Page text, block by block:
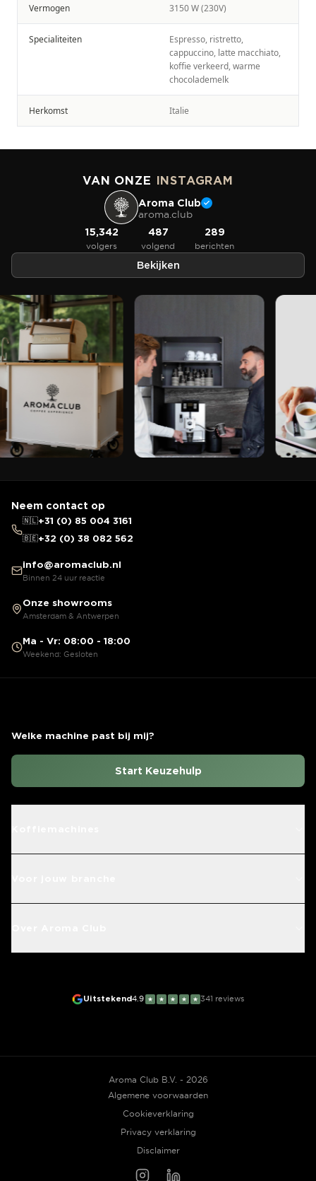
Vermogen 3150 W (230V)
Specialiteiten
Espresso, ristretto,
cappuccino, latte macchiato,
koffie verkeerd, warme
chocolademelk
Herkomst Italie
VAN ONZE INSTAGRAM
Aroma Club
aroma.club
15,342
volgers
487
volgend
289
berichten
Bekijken
Neem contact op
🇳🇱+31 (0) 85 004 3161
🇧🇪+32 (0) 38 082 562
info@aromaclub.nl
Binnen 24 uur reactie
Onze showrooms
Amsterdam & Antwerpen
Ma - Vr: 08:00 - 18:00
Weekend: Gesloten
Welke machine past bij mij?
Start Keuzehulp
Uitstekend4.9 ★ ★ ★ ★ ★ 341 reviews
Aroma Club B.V. - 2026
Algemene voorwaarden
Cookieverklaring
Privacy verklaring
Disclaimer